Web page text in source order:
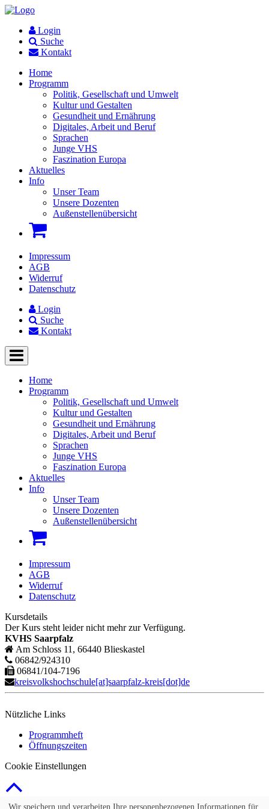
Login
Suche
Kontakt
Home
Programm
Politik, Gesellschaft und Umwelt
Kultur und Gestalten
Gesundheit und Ernährung
Digitales, Arbeit und Beruf
Sprachen
Junge VHS
Faszination Europa
Aktuelles
Info
Unser Team
Unsere Dozenten
Außenstellenübersicht
Impressum
AGB
Widerruf
Datenschutz
Login
Suche
Kontakt
Home
Programm
Politik, Gesellschaft und Umwelt
Kultur und Gestalten
Gesundheit und Ernährung
Digitales, Arbeit und Beruf
Sprachen
Junge VHS
Faszination Europa
Aktuelles
Info
Unser Team
Unsere Dozenten
Außenstellenübersicht
Impressum
AGB
Widerruf
Datenschutz
Kursdetails
Der Kurs steht leider nicht mehr zur Verfügung.
KVHS Saarpfalz
Am Schloss 11, 66440 Blieskastel
06842/924310
06841/104-7196
kreisvolkshochschule[at]saarpfalz-kreis[dot]de
Nützliche Links
Programmheft
Öffnungszeiten
Cookie Einstellungen
© 2026 Kubus Software GmbH
Wir speichern und verarbeiten Ihre personenbezogenen Informationen für